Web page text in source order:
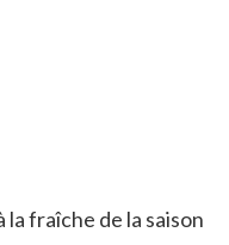
fraîche de la saison